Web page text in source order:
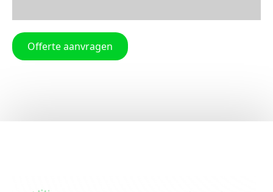
Offerte aanvragen